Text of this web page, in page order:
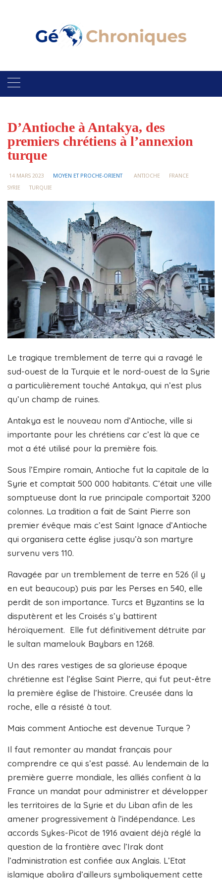
D’Antioche à Antakya, des
premiers chrétiens à l’annexion
turque
14 MARS 2023 MOYEN ET PROCHE-ORIENT ANTIOCHE
FRANCE
SYRIE
TURQUIE
Le tragique tremblement de terre qui a ravagé le
sud-ouest de la Turquie et le nord-ouest de la Syrie
a particulièrement touché Antakya, qui n’est plus
qu’un champ de ruines.
Antakya est le nouveau nom d’Antioche, ville si
importante pour les chrétiens car c’est là que ce
mot a été utilisé pour la première fois.
Sous l’Empire romain, Antioche fut la capitale de la
Syrie et comptait 500 000 habitants. C’était une ville
somptueuse dont la rue principale comportait 3200
colonnes. La tradition a fait de Saint Pierre son
premier évêque mais c’est Saint Ignace d’Antioche
qui organisera cette église jusqu’à son martyre
survenu vers 110.
Ravagée par un tremblement de terre en 526 (il y
en eut beaucoup) puis par les Perses en 540, elle
perdit de son importance. Turcs et Byzantins se la
disputèrent et les Croisés s’y battirent
héroïquement. Elle fut définitivement détruite par
le sultan mamelouk Baybars en 1268.
Un des rares vestiges de sa glorieuse époque
chrétienne est l’église Saint Pierre, qui fut peut-être
la première église de l’histoire. Creusée dans la
roche, elle a résisté à tout.
Mais comment Antioche est devenue Turque ?
Il faut remonter au mandat français pour
comprendre ce qui s’est passé. Au lendemain de la
première guerre mondiale, les alliés confient à la
France un mandat pour administrer et développer
les territoires de la Syrie et du Liban afin de les
amener progressivement à l’indépendance. Les
accords Sykes-Picot de 1916 avaient déjà réglé la
question de la frontière avec l’Irak dont
l’administration est confiée aux Anglais. L’Etat
islamique abolira d’ailleurs symboliquement cette